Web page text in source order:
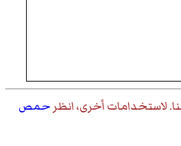
لاستخدامات أخرى، انظر حمص